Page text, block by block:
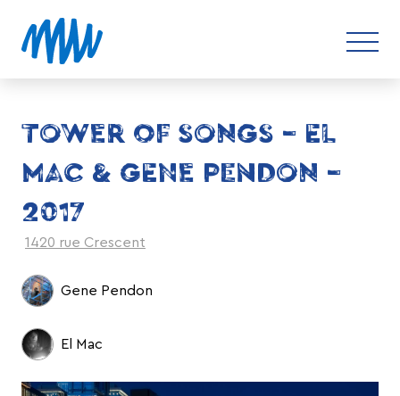
TOWER OF SONGS – EL
MAC & GENE PENDON –
2017
1420 rue Crescent
Gene Pendon
El Mac